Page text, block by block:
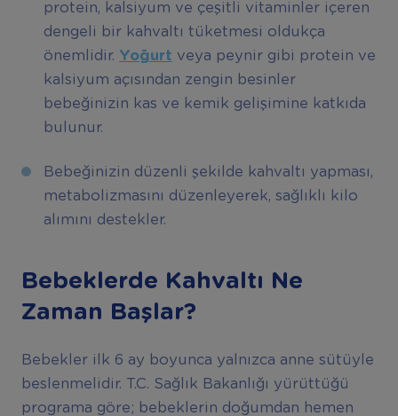
protein, kalsiyum ve çeşitli vitaminler içeren
dengeli bir kahvaltı tüketmesi oldukça
önemlidir. Yoğurt veya peynir gibi protein ve
kalsiyum açısından zengin besinler
bebeğinizin kas ve kemik gelişimine katkıda
bulunur.
Bebeğinizin düzenli şekilde kahvaltı yapması,
metabolizmasını düzenleyerek, sağlıklı kilo
alımını destekler.
Bebeklerde Kahvaltı Ne
Zaman Başlar?
Bebekler ilk 6 ay boyunca yalnızca anne sütüyle
beslenmelidir. T.C. Sağlık Bakanlığı yürüttüğü
programa göre; bebeklerin doğumdan hemen